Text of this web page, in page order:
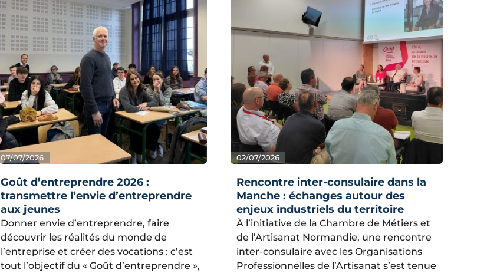
07/07/2026
Goût d’entreprendre 2026 :
transmettre l’envie d’entreprendre
aux jeunes
Donner envie d’entreprendre, faire
découvrir les réalités du monde de
l’entreprise et créer des vocations : c’est
tout l’objectif du « Goût d’entreprendre »,
02/07/2026
Rencontre inter-consulaire dans la
Manche : échanges autour des
enjeux industriels du territoire
À l’initiative de la Chambre de Métiers et
de l’Artisanat Normandie, une rencontre
inter-consulaire avec les Organisations
Professionnelles de l’Artisanat s’est tenue